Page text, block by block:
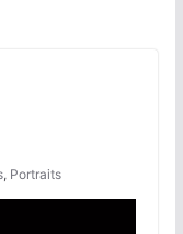
, Portraits